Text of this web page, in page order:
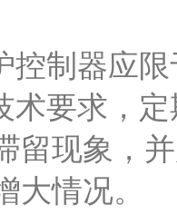
控制器应
术要求，
留现象，
大情况。